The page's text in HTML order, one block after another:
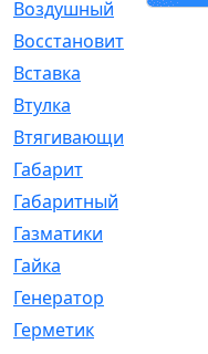
Воздушный
Восстановительный
Вставка
Втулка
Втягивающий
Габарит
Габаритный
Газматики
Гайка
Генератор
Герметик